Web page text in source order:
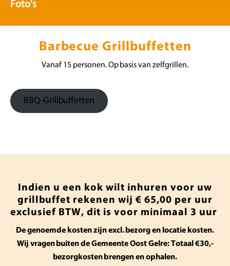
Foto's
Barbecue Grillbuffetten
Vanaf 15 personen. Op basis van zelfgrillen.
BBQ-Grillbuffetten
Indien u een kok wilt inhuren voor uw
grillbuffet rekenen wij € 65,00 per uur
exclusief BTW, dit is voor minimaal 3 uur
De genoemde kosten zijn excl. bezorg en locatie kosten.
Wij vragen buiten de Gemeente Oost Gelre: Totaal €30,-
bezorgkosten brengen en ophalen.